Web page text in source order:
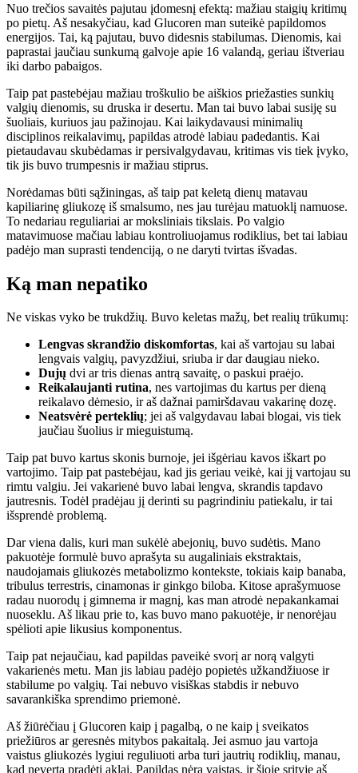
Nuo trečios savaitės pajutau įdomesnį efektą: mažiau staigių kritimų
po pietų. Aš nesakyčiau, kad Glucoren man suteikė papildomos
energijos. Tai, ką pajutau, buvo didesnis stabilumas. Dienomis, kai
paprastai jaučiau sunkumą galvoje apie 16 valandą, geriau ištveriau
iki darbo pabaigos.
Taip pat pastebėjau mažiau troškulio be aiškios priežasties sunkių
valgių dienomis, su druska ir desertu. Man tai buvo labai susiję su
šuoliais, kuriuos jau pažinojau. Kai laikydavausi minimalių
disciplinos reikalavimų, papildas atrodė labiau padedantis. Kai
pietaudavau skubėdamas ir persivalgydavau, kritimas vis tiek įvyko,
tik jis buvo trumpesnis ir mažiau stiprus.
Norėdamas būti sąžiningas, aš taip pat keletą dienų matavau
kapiliarinę gliukozę iš smalsumo, nes jau turėjau matuoklį namuose.
To nedariau reguliariai ar moksliniais tikslais. Po valgio
matavimuose mačiau labiau kontroliuojamus rodiklius, bet tai labiau
padėjo man suprasti tendenciją, o ne daryti tvirtas išvadas.
Ką man nepatiko
Ne viskas vyko be trukdžių. Buvo keletas mažų, bet realių trūkumų:
Lengvas skrandžio diskomfortas, kai aš vartojau su labai
lengvais valgių, pavyzdžiui, sriuba ir dar daugiau nieko.
Dujų dvi ar tris dienas antrą savaitę, o paskui praėjo.
Reikalaujanti rutina, nes vartojimas du kartus per dieną
reikalavo dėmesio, ir aš dažnai pamiršdavau vakarinę dozę.
Neatsvėrė perteklių; jei aš valgydavau labai blogai, vis tiek
jaučiau šuolius ir mieguistumą.
Taip pat buvo kartus skonis burnoje, jei išgėriau kavos iškart po
vartojimo. Taip pat pastebėjau, kad jis geriau veikė, kai jį vartojau su
rimtu valgiu. Jei vakarienė buvo labai lengva, skrandis tapdavo
jautresnis. Todėl pradėjau jį derinti su pagrindiniu patiekalu, ir tai
išsprendė problemą.
Dar viena dalis, kuri man sukėlė abejonių, buvo sudėtis. Mano
pakuotėje formulė buvo aprašyta su augaliniais ekstraktais,
naudojamais gliukozės metabolizmo kontekste, tokiais kaip banaba,
tribulus terrestris, cinamonas ir ginkgo biloba. Kitose aprašymuose
radau nuorodų į gimnema ir magnį, kas man atrodė nepakankamai
nuoseklu. Aš likau prie to, kas buvo mano pakuotėje, ir nenorėjau
spėlioti apie likusius komponentus.
Taip pat nejaučiau, kad papildas paveikė svorį ar norą valgyti
vakarienės metu. Man jis labiau padėjo popietės užkandžiuose ir
stabilume po valgių. Tai nebuvo visiškas stabdis ir nebuvo
savarankiška sprendimo priemonė.
Aš žiūrėčiau į Glucoren kaip į pagalbą, o ne kaip į sveikatos
priežiūros ar geresnės mitybos pakaitalą. Jei asmuo jau vartoja
vaistus gliukozės lygiui reguliuoti arba turi jautrių rodiklių, manau,
kad neverta pradėti aklai. Papildas nėra vaistas, ir šioje srityje aš